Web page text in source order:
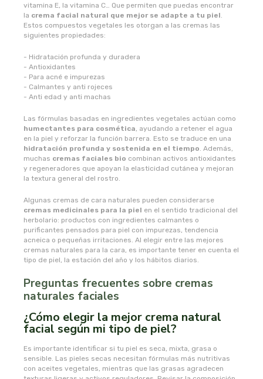
vitamina E, la vitamina C… Que permiten que puedas encontrar
la crema facial natural que mejor se adapte a tu piel.
Estos compuestos vegetales les otorgan a las cremas las
siguientes propiedades:
- Hidratación profunda y duradera
- Antioxidantes
- Para acné e impurezas
- Calmantes y anti rojeces
- Anti edad y anti machas
Las fórmulas basadas en ingredientes vegetales actúan como
humectantes para cosmética, ayudando a retener el agua
en la piel y reforzar la función barrera. Esto se traduce en una
hidratación profunda y sostenida en el tiempo. Además,
muchas cremas faciales bio combinan activos antioxidantes
y regeneradores que apoyan la elasticidad cutánea y mejoran
la textura general del rostro.
Algunas cremas de cara naturales pueden considerarse
cremas medicinales para la piel en el sentido tradicional del
herbolario: productos con ingredientes calmantes o
purificantes pensados para piel con impurezas, tendencia
acneica o pequeñas irritaciones. Al elegir entre las mejores
cremas naturales para la cara, es importante tener en cuenta el
tipo de piel, la estación del año y los hábitos diarios.
Preguntas frecuentes sobre cremas
naturales faciales
¿Cómo elegir la mejor crema natural
facial según mi tipo de piel?
Es importante identificar si tu piel es seca, mixta, grasa o
sensible. Las pieles secas necesitan fórmulas más nutritivas
con aceites vegetales, mientras que las grasas agradecen
novadiet
nutribiotica
nutrinat
nutrinat evolution
nutrisport
orballo
ortis
paracelsia
pesasur